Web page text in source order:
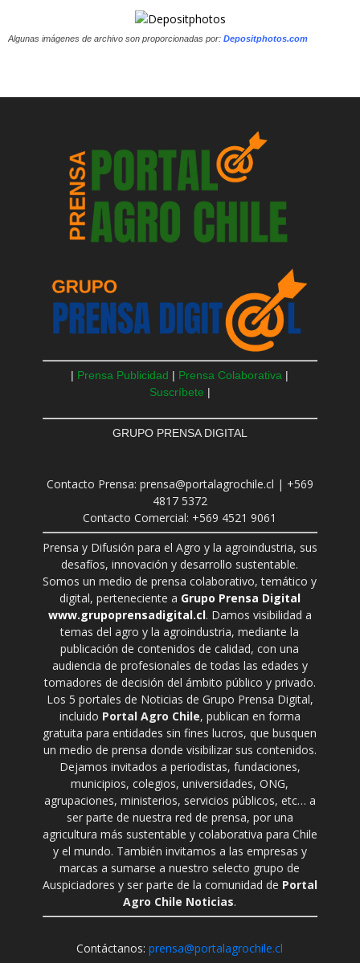
Algunas imágenes de archivo son proporcionadas por: Depositphotos.com
| Prensa Publicidad | Prensa Colaborativa |
Suscríbete |
GRUPO PRENSA DIGITAL
Contacto Prensa: prensa@portalagrochile.cl | +569
4817 5372
Contacto Comercial: +569 4521 9061
Prensa y Difusión para el Agro y la agroindustria, sus
desafíos, innovación y desarrollo sustentable.
Somos un medio de prensa colaborativo, temático y
digital, perteneciente a Grupo Prensa Digital
www.grupoprensadigital.cl. Damos visibilidad a
temas del agro y la agroindustria, mediante la
publicación de contenidos de calidad, con una
audiencia de profesionales de todas las edades y
tomadores de decisión del ámbito público y privado.
Los 5 portales de Noticias de Grupo Prensa Digital,
incluido Portal Agro Chile, publican en forma
gratuita para entidades sin fines lucros, que busquen
un medio de prensa donde visibilizar sus contenidos.
Dejamos invitados a periodistas, fundaciones,
municipios, colegios, universidades, ONG,
agrupaciones, ministerios, servicios públicos, etc… a
ser parte de nuestra red de prensa, por una
agricultura más sustentable y colaborativa para Chile
y el mundo. También invitamos a las empresas y
marcas a sumarse a nuestro selecto grupo de
Auspiciadores y ser parte de la comunidad de Portal
Agro Chile Noticias.
Contáctanos:prensa@portalagrochile.cl